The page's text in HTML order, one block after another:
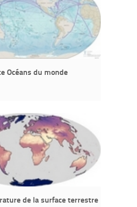
Océans du monde
de la surface terrestre